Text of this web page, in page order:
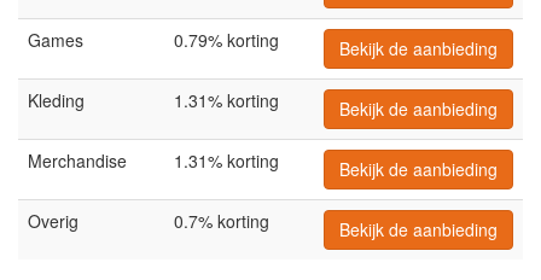
Games 0.79% korting Bekijk de aanbieding
Kleding 1.31% korting Bekijk de aanbieding
Merchandise 1.31% korting Bekijk de aanbieding
Overig 0.7% korting Bekijk de aanbieding